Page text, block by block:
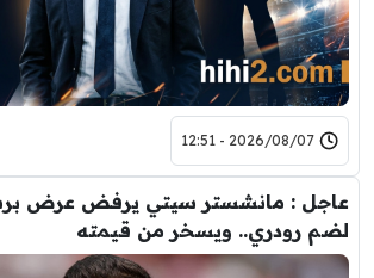
2026/08/07 - 12:51
عاجل : مانشستر سيتي يرفض عرض
لضم رودري.. ويسخر من قيمته